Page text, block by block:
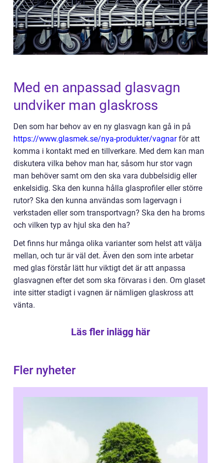
Med en anpassad glasvagn
undviker man glaskross
Den som har behov av en ny glasvagn kan gå in på
https://www.glasmek.se/nya-produkter/vagnarför att
komma i kontakt med en tillverkare. Med dem kan man
diskutera vilka behov man har, såsom hur stor vagn
man behöver samt om den ska vara dubbelsidig eller
enkelsidig. Ska den kunna hålla glasprofiler eller större
rutor? Ska den kunna användas som lagervagn i
verkstaden eller som transportvagn? Ska den ha broms
och vilken typ av hjul ska den ha?
Det finns hur många olika varianter som helst att välja
mellan, och tur är väl det. Även den som inte arbetar
med glas förstår lätt hur viktigt det är att anpassa
glasvagnen efter det som ska förvaras i den. Om glaset
inte sitter stadigt i vagnen är nämligen glaskross att
vänta.
Läs fler inlägg här
Fler nyheter